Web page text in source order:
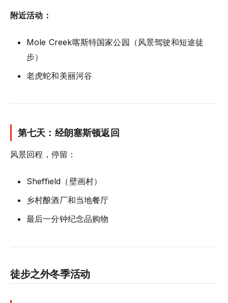
附近活动：
Mole Creek喀斯特国家公园（风景驾驶和短途徒
步）
老虎蛇和美丽河谷
第七天：经朗塞斯顿返回
风景回程，停留：
Sheffield（壁画村）
乡村酿酒厂和当地餐厅
最后一分钟纪念品购物
徒步之外冬季活动